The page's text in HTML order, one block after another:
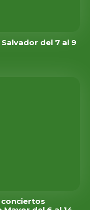
del 7 al 9
conciertos